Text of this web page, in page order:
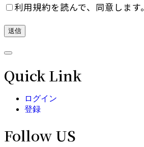
利用規約を読んで、同意します。
Quick Link
ログイン
登録
Follow US